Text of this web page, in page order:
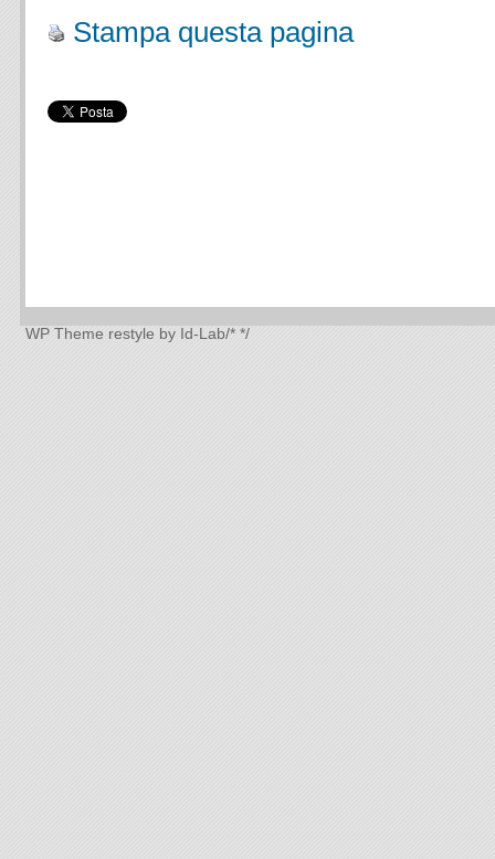
Stampa questa pagina
WP Theme restyle by Id-Lab/* */